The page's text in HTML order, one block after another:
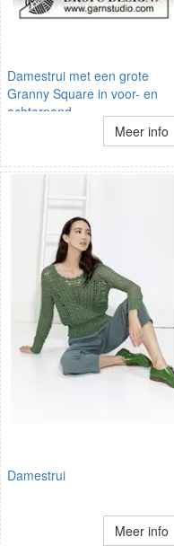
Damestrui met een grote
Granny Square in voor- en
achterpand
Meer info
Damestrui
Meer info